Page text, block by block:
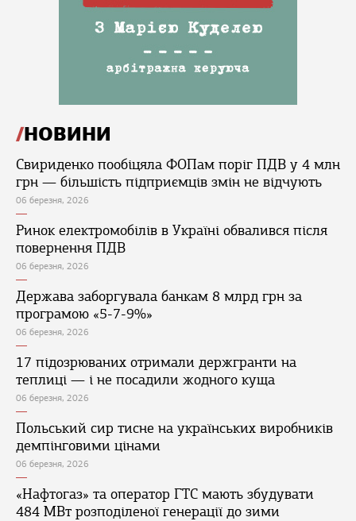
НОВИНИ
Свириденко пообіцяла ФОПам поріг ПДВ у 4 млн
грн — більшість підприємців змін не відчують
06 березня, 2026
Ринок електромобілів в Україні обвалився після
повернення ПДВ
06 березня, 2026
Держава заборгувала банкам 8 млрд грн за
програмою «5-7-9%»
06 березня, 2026
17 підозрюваних отримали держгранти на
теплиці — і не посадили жодного куща
06 березня, 2026
Польський сир тисне на українських виробників
демпінговими цінами
06 березня, 2026
«Нафтогаз» та оператор ГТС мають збудувати
484 МВт розподіленої генерації до зими